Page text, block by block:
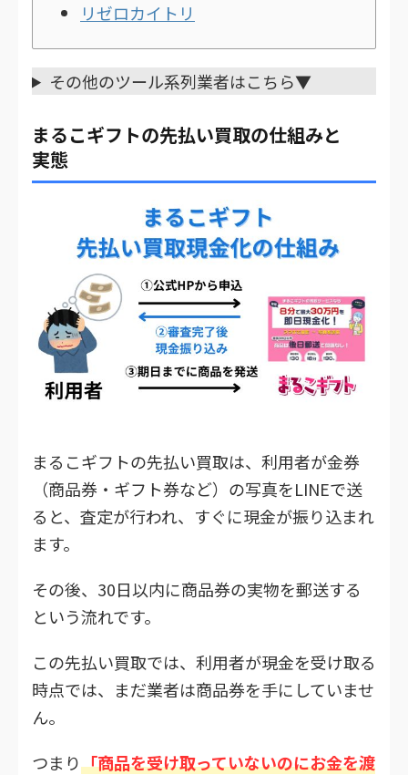
リゼロカイトリ
その他のツール系列業者はこちら▼
まるこギフトの先払い買取の仕組みと
実態
まるこギフトの先払い買取は、利用者が金券
（商品券・ギフト券など）の写真をLINEで送
ると、査定が行われ、すぐに現金が振り込まれ
ます。
その後、30日以内に商品券の実物を郵送する
という流れです。
この先払い買取では、利用者が現金を受け取る
時点では、まだ業者は商品券を手にしていませ
ん。
つまり「商品を受け取っていないのにお金を渡